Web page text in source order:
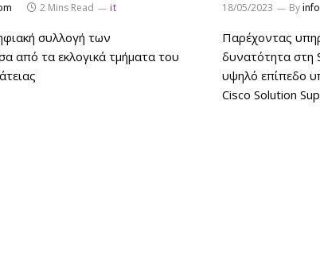
2 Mins Read it
συλλογή των
από τα εκλογικά τμήματα του
18/05/2023 By
Παρέχοντας
δυνατότητα στη
υψηλό επίπεδο
Cisco Solution